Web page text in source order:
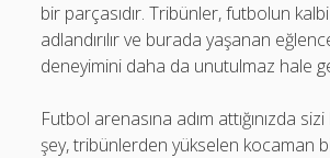
bir parçasıdır. Tribünler, futbolun
adlandırılır ve burada yaşanan
deneyimini daha da unutulmaz hale
Futbol arenasına adım attığınızda
şey, tribünlerden yükselen kocaman